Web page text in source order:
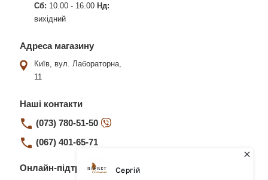
Сб: 10.00 - 16.00 Нд:
вихідний
Адреса магазину
Київ, вул. Лабораторна,
11
Наші контакти
(073) 780-51-50
(067) 401-65-71
Онлайн-підтримка